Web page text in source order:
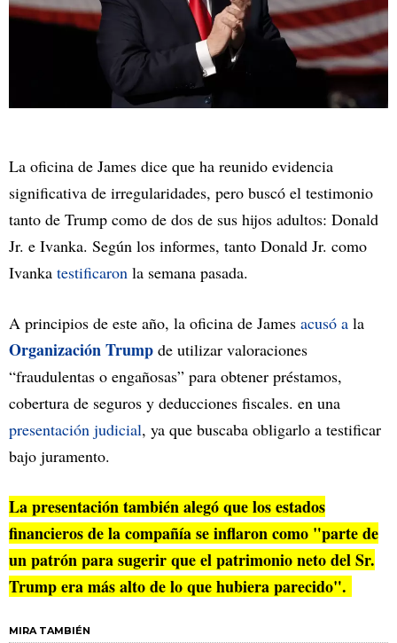
La oficina de James dice que ha reunido evidencia
significativa de irregularidades, pero buscó el testimonio
tanto de Trump como de dos de sus hijos adultos: Donald
Jr. e Ivanka. Según los informes, tanto Donald Jr. como
Ivanka testificaron la semana pasada.
A principios de este año, la oficina de James acusó a la
Organización Trump de utilizar valoraciones
“fraudulentas o engañosas” para obtener préstamos,
cobertura de seguros y deducciones fiscales. en una
presentación judicial, ya que buscaba obligarlo a testificar
bajo juramento.
La presentación también alegó que los estados
financieros de la compañía se inflaron como "parte de
un patrón para sugerir que el patrimonio neto del Sr.
Trump era más alto de lo que hubiera parecido".
MIRA TAMBIÉN